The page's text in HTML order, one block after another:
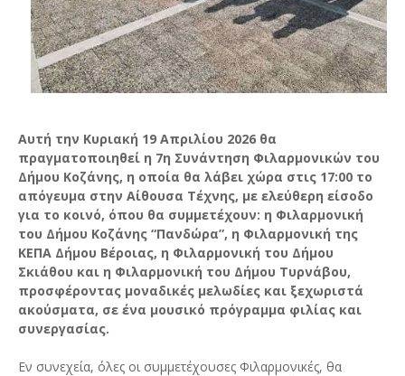
Αυτή την Κυριακή 19 Απριλίου 2026 θα
πραγματοποιηθεί η 7η Συνάντηση Φιλαρμονικών του
Δήμου Κοζάνης, η οποία θα λάβει χώρα στις 17:00 το
απόγευμα στην Αίθουσα Τέχνης, με ελεύθερη είσοδο
για το κοινό, όπου θα συμμετέχουν: η Φιλαρμονική
του Δήμου Κοζάνης “Πανδώρα”, η Φιλαρμονική της
ΚΕΠΑ Δήμου Βέροιας, η Φιλαρμονική του Δήμου
Σκιάθου και η Φιλαρμονική του Δήμου Τυρνάβου,
προσφέροντας μοναδικές μελωδίες και ξεχωριστά
ακούσματα, σε ένα μουσικό πρόγραμμα φιλίας και
συνεργασίας.
Εν συνεχεία, όλες οι συμμετέχουσες Φιλαρμονικές, θα